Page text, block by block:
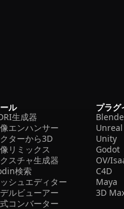
ル
生成器
エンハンサー
ターから3D
リミックス
スチャ生成器
検索
シュエディター
ルビューアー
コンバーター
プラグ
Unreal
Unity
Godot
OV/
C4D
Maya
3D